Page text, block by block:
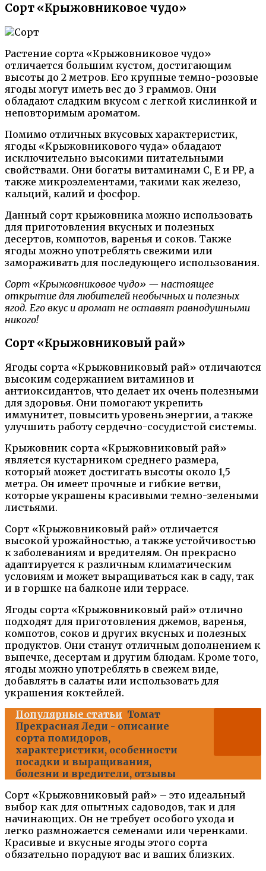
Сорт «Крыжовниковое чудо»
Растение сорта «Крыжовниковое чудо»
отличается большим кустом, достигающим
высоты до 2 метров. Его крупные темно-розовые
ягоды могут иметь вес до 3 граммов. Они
обладают сладким вкусом с легкой кислинкой и
неповторимым ароматом.
Помимо отличных вкусовых характеристик,
ягоды «Крыжовникового чуда» обладают
исключительно высокими питательными
свойствами. Они богаты витаминами C, Е и РР, а
также микроэлементами, такими как железо,
кальций, калий и фосфор.
Данный сорт крыжовника можно использовать
для приготовления вкусных и полезных
десертов, компотов, варенья и соков. Также
ягоды можно употреблять свежими или
замораживать для последующего использования.
Сорт «Крыжовниковое чудо» — настоящее
открытие для любителей необычных и полезных
ягод. Его вкус и аромат не оставят равнодушными
никого!
Сорт «Крыжовниковый рай»
Ягоды сорта «Крыжовниковый рай» отличаются
высоким содержанием витаминов и
антиоксидантов, что делает их очень полезными
для здоровья. Они помогают укрепить
иммунитет, повысить уровень энергии, а также
улучшить работу сердечно-сосудистой системы.
Крыжовник сорта «Крыжовниковый рай»
является кустарником среднего размера,
который может достигать высоты около 1,5
метра. Он имеет прочные и гибкие ветви,
которые украшены красивыми темно-зелеными
листьями.
Сорт «Крыжовниковый рай» отличается
высокой урожайностью, а также устойчивостью
к заболеваниям и вредителям. Он прекрасно
адаптируется к различным климатическим
условиям и может выращиваться как в саду, так
и в горшке на балконе или террасе.
Ягоды сорта «Крыжовниковый рай» отлично
подходят для приготовления джемов, варенья,
компотов, соков и других вкусных и полезных
продуктов. Они станут отличным дополнением к
выпечке, десертам и другим блюдам. Кроме того,
ягоды можно употреблять в свежем виде,
добавлять в салаты или использовать для
украшения коктейлей.
Популярные статьи Томат
Прекрасная Леди - описание
сорта помидоров,
характеристики, особенности
посадки и выращивания,
болезни и вредители, отзывы
Сорт «Крыжовниковый рай» – это идеальный
выбор как для опытных садоводов, так и для
начинающих. Он не требует особого ухода и
легко размножается семенами или черенками.
Красивые и вкусные ягоды этого сорта
обязательно порадуют вас и ваших близких.